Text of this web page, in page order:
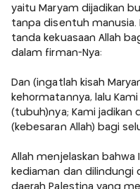
yaitu Maryam dijadikan
tanpa disentuh manusia.
tanda kekuasaan Allah
dalam firman-Nya:
Dan (ingatlah kisah
kehormatannya, lalu
(tubuh)nya; Kami jadikan
(kebesaran Allah) bagi
Allah menjelaskan
kediaman dan
daerah Palestina yang